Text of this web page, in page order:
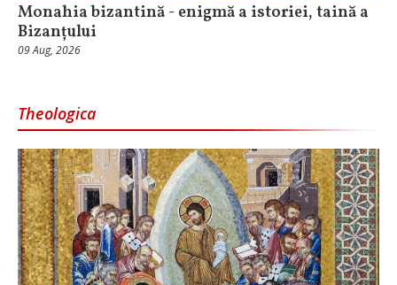
Monahia bizantină - enigmă a istoriei, taină a
Bizanțului
09 Aug, 2026
Theologica